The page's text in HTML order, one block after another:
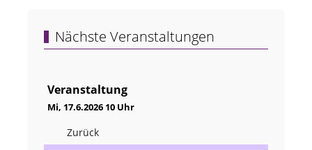
Nächste Veranstaltungen
Veranstaltung
Mi, 17.6.2026 10 Uhr
Zurück